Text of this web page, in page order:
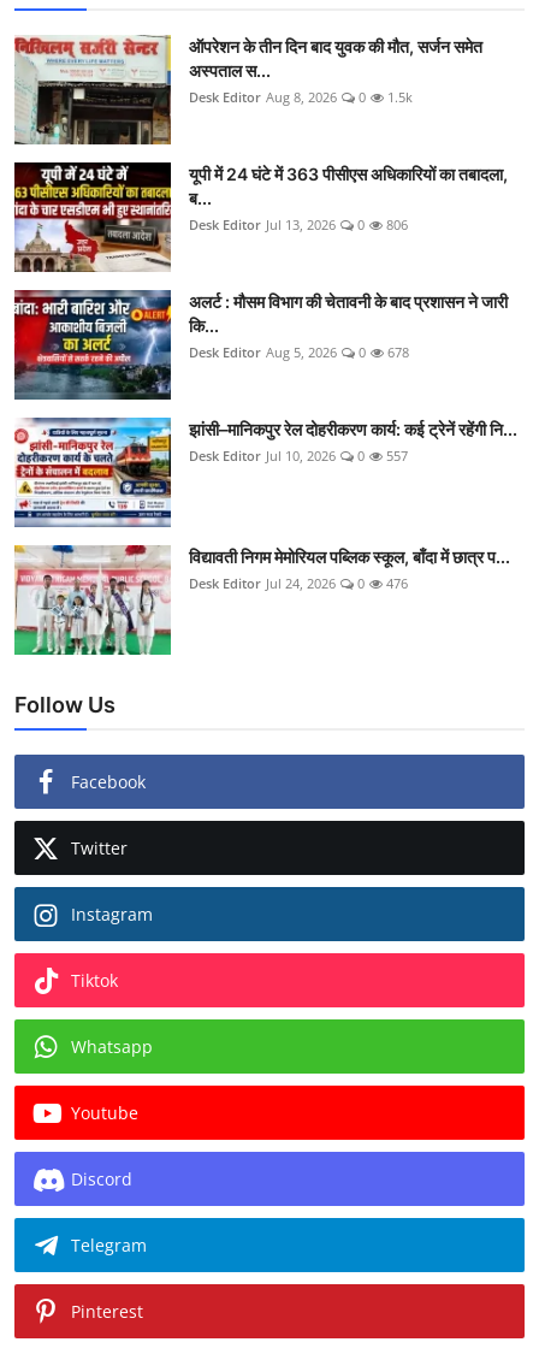
ऑपरेशन के तीन दिन बाद युवक की मौत, सर्जन समेत
अस्पताल स...
Desk Editor Aug 8, 2026 0 1.5k
यूपी में 24 घंटे में 363 पीसीएस अधिकारियों का तबादला,
ब...
Desk Editor Jul 13, 2026 0 806
अलर्ट : मौसम विभाग की चेतावनी के बाद प्रशासन ने जारी
कि...
Desk Editor Aug 5, 2026 0 678
झांसी–मानिकपुर रेल दोहरीकरण कार्य: कई ट्रेनें रहेंगी नि...
Desk Editor Jul 10, 2026 0 557
विद्यावती निगम मेमोरियल पब्लिक स्कूल, बाँदा में छात्र प...
Desk Editor Jul 24, 2026 0 476
Follow Us
Facebook
Twitter
Instagram
Tiktok
Whatsapp
Youtube
Discord
Telegram
Pinterest